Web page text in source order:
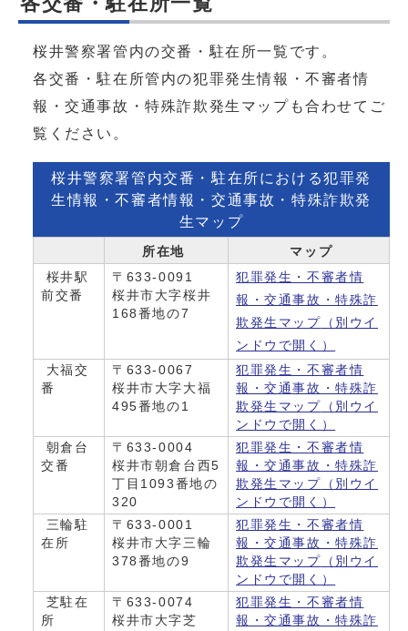
桜井警察署管内の交番・駐在所一覧です。
各交番・駐在所管内の犯罪発生情報・不審者情
報・交通事故・特殊詐欺発生マップも合わせてご
覧ください。
桜井警察署管内交番・駐在所における犯罪発
生情報・不審者情報・交通事故・特殊詐欺発
生マップ
所在地
マップ
桜井駅
前交番
〒633-0091
桜井市大字桜井
168番地の7
犯罪発生・不審者情
報・交通事故・特殊詐
欺発生マップ
（別ウイ
ンドウで開く）
大福交
番
〒633-0067
桜井市大字大福
495番地の1
犯罪発生・不審者情
報・交通事故・特殊詐
欺発生マップ
（別ウイ
ンドウで開く）
朝倉台
交番
〒633-0004
桜井市朝倉台西5
丁目1093番地の
320
犯罪発生・不審者情
報・交通事故・特殊詐
欺発生マップ
（別ウイ
ンドウで開く）
三輪駐
在所
〒633-0001
桜井市大字三輪
378番地の9
犯罪発生・不審者情
報・交通事故・特殊詐
欺発生マップ
（別ウイ
ンドウで開く）
芝駐在
所
〒633-0074
桜井市大字芝
犯罪発生・不審者情
報・交通事故・特殊詐